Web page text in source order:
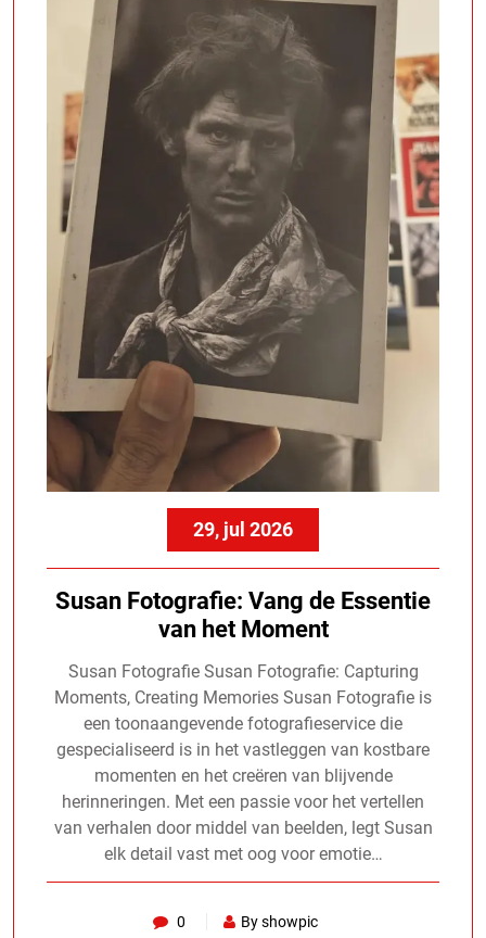
29, jul 2026
Susan Fotografie: Vang de Essentie
van het Moment
Susan Fotografie Susan Fotografie: Capturing
Moments, Creating Memories Susan Fotografie is
een toonaangevende fotografieservice die
gespecialiseerd is in het vastleggen van kostbare
momenten en het creëren van blijvende
herinneringen. Met een passie voor het vertellen
van verhalen door middel van beelden, legt Susan
elk detail vast met oog voor emotie…
0 By showpic